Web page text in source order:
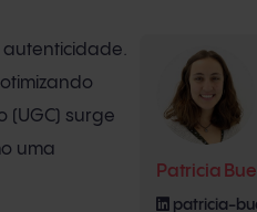
(UGC) surge
uma
Patricia
patricia-